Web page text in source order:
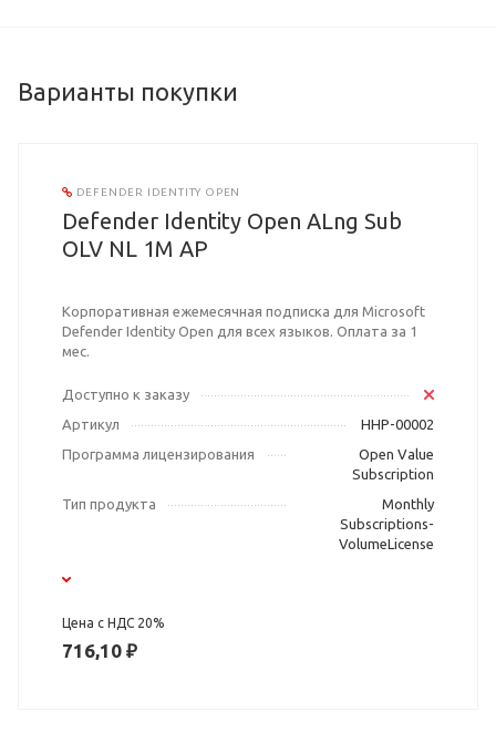
Варианты покупки
DEFENDER IDENTITY OPEN
Defender Identity Open ALng Sub
OLV NL 1M AP
Корпоративная ежемесячная подписка для Microsoft
Defender Identity Open для всех языков. Оплата за 1
мес.
Доступно к заказу
Артикул
HHP-00002
Программа лицензирования
Open Value
Subscription
Тип продукта
Monthly
Subscriptions-
VolumeLicense
Цена с НДС 20%
716,10 ₽